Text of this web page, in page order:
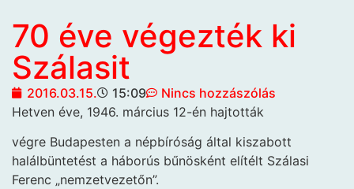
70 éve végezték ki
Szálasit
2016.03.15. 15:09
Nincs hozzászólás
Hetven éve, 1946. március 12-én hajtották
végre Budapesten a népbíróság által kiszabott
halálbüntetést a háborús bűnösként elítélt Szálasi
Ferenc „nemzetvezetőn”.